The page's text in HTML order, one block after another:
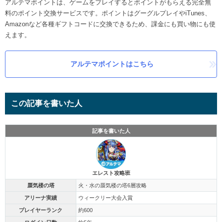
アルテマポイントは、ゲームをプレイするとポイントがもらえる完全無
料のポイント交換サービスです。ポイントはグーグルプレイやiTunes、
Amazonなど各種ギフトコードに交換できるため、課金にも買い物にも使
えます。
アルテマポイントはこちら
この記事を書いた人
記事を書いた人
エレスト攻略班
蜃気楼の塔 火・水の蜃気楼の塔6層攻略
アリーナ実績 ウィークリー大会入賞
プレイヤーランク 約600